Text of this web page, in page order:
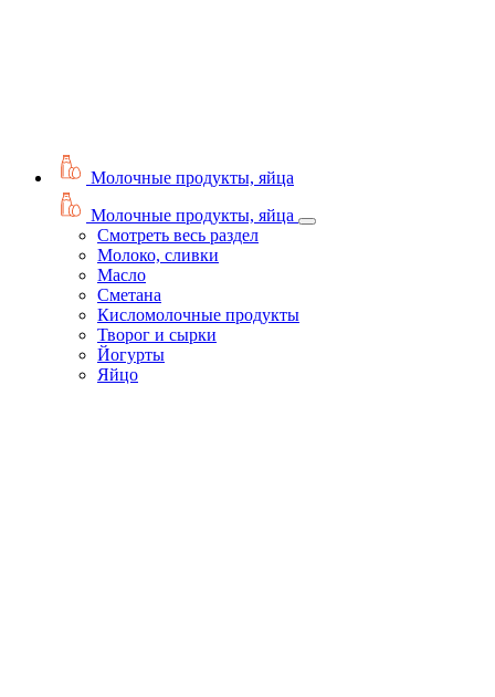
Молочные продукты, яйца
Молочные продукты, яйца
Смотреть весь раздел
Молоко, сливки
Масло
Сметана
Кисломолочные продукты
Творог и сырки
Йогурты
Яйцо